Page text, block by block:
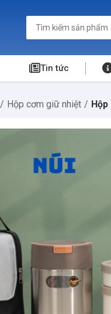
Tin tức
Hộp cơm giữ nhiệt Hộp